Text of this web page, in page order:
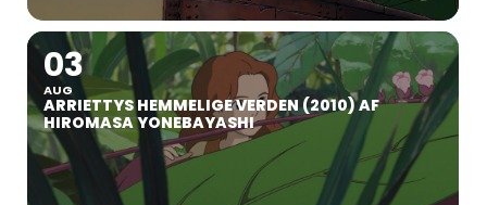
03
AUG
ARRIETTYS HEMMELIGE VERDEN (2010) AF
HIROMASA YONEBAYASHI